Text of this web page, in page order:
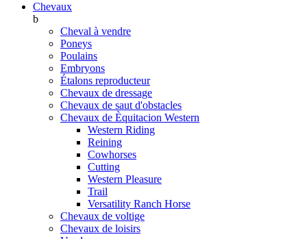
Chevaux
b
Cheval à vendre
Poneys
Poulains
Embryons
Étalons reproducteur
Chevaux de dressage
Chevaux de saut d'obstacles
Chevaux de Èquitacion Western
Western Riding
Reining
Cowhorses
Cutting
Western Pleasure
Trail
Versatility Ranch Horse
Chevaux de voltige
Chevaux de loisirs